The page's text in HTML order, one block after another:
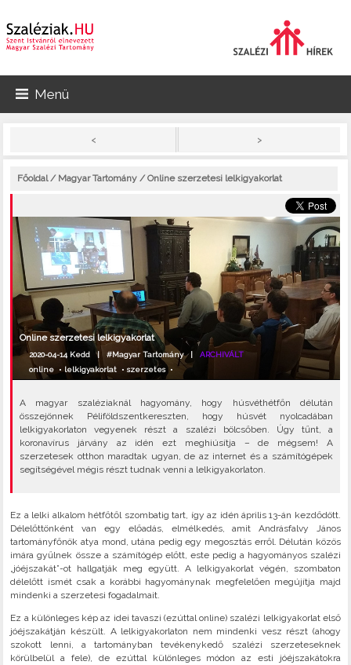
Menü
< >
Főoldal/ Magyar Tartomány / Online szerzetesi lelkigyakorlat
Online szerzetesi lelkigyakorlat
2020-04-14 Kedd |#Magyar Tartomány|ARCHIVÁLT
online • lelkigyakorlat •szerzetes•
A magyar szaléziaknál hagyomány, hogy húsvéthétfőn délután
összejönnek Péliföldszentkereszten, hogy húsvét nyolcadában
lelkigyakorlaton vegyenek részt a szalézi bölcsőben. Úgy tűnt, a
koronavírus járvány az idén ezt meghiúsítja – de mégsem! A
szerzetesek otthon maradtak ugyan, de az internet és a számítógépek
segítségével mégis részt tudnak venni a lelkigyakorlaton.
Ez a lelki alkalom hétfőtől szombatig tart, így az idén április 13-án kezdődött.
Délelőttönként van egy előadás, elmélkedés, amit Andrásfalvy János
tartományfőnök atya mond, utána pedig egy megosztás erről. Délután közös
imára gyűlnek össze a számítógép előtt, este pedig a hagyományos szalézi
„jóéjszakát”-ot hallgatják meg együtt. A lelkigyakorlat végén, szombaton
délelőtt ismét csak a korábbi hagyománynak megfelelően megújítja majd
mindenki a szerzetesi fogadalmait.
Ez a különleges kép az idei tavaszi (ezúttal online) szalézi lelkigyakorlat első
jóéjszakátján készült. A lelkigyakorlaton nem mindenki vesz részt (ahogy
szokott lenni, a tartományban tevékenykedő szalézi szerzeteseknek
körülbelül a fele), de ezúttal különleges módon az esti jóéjszakátokra